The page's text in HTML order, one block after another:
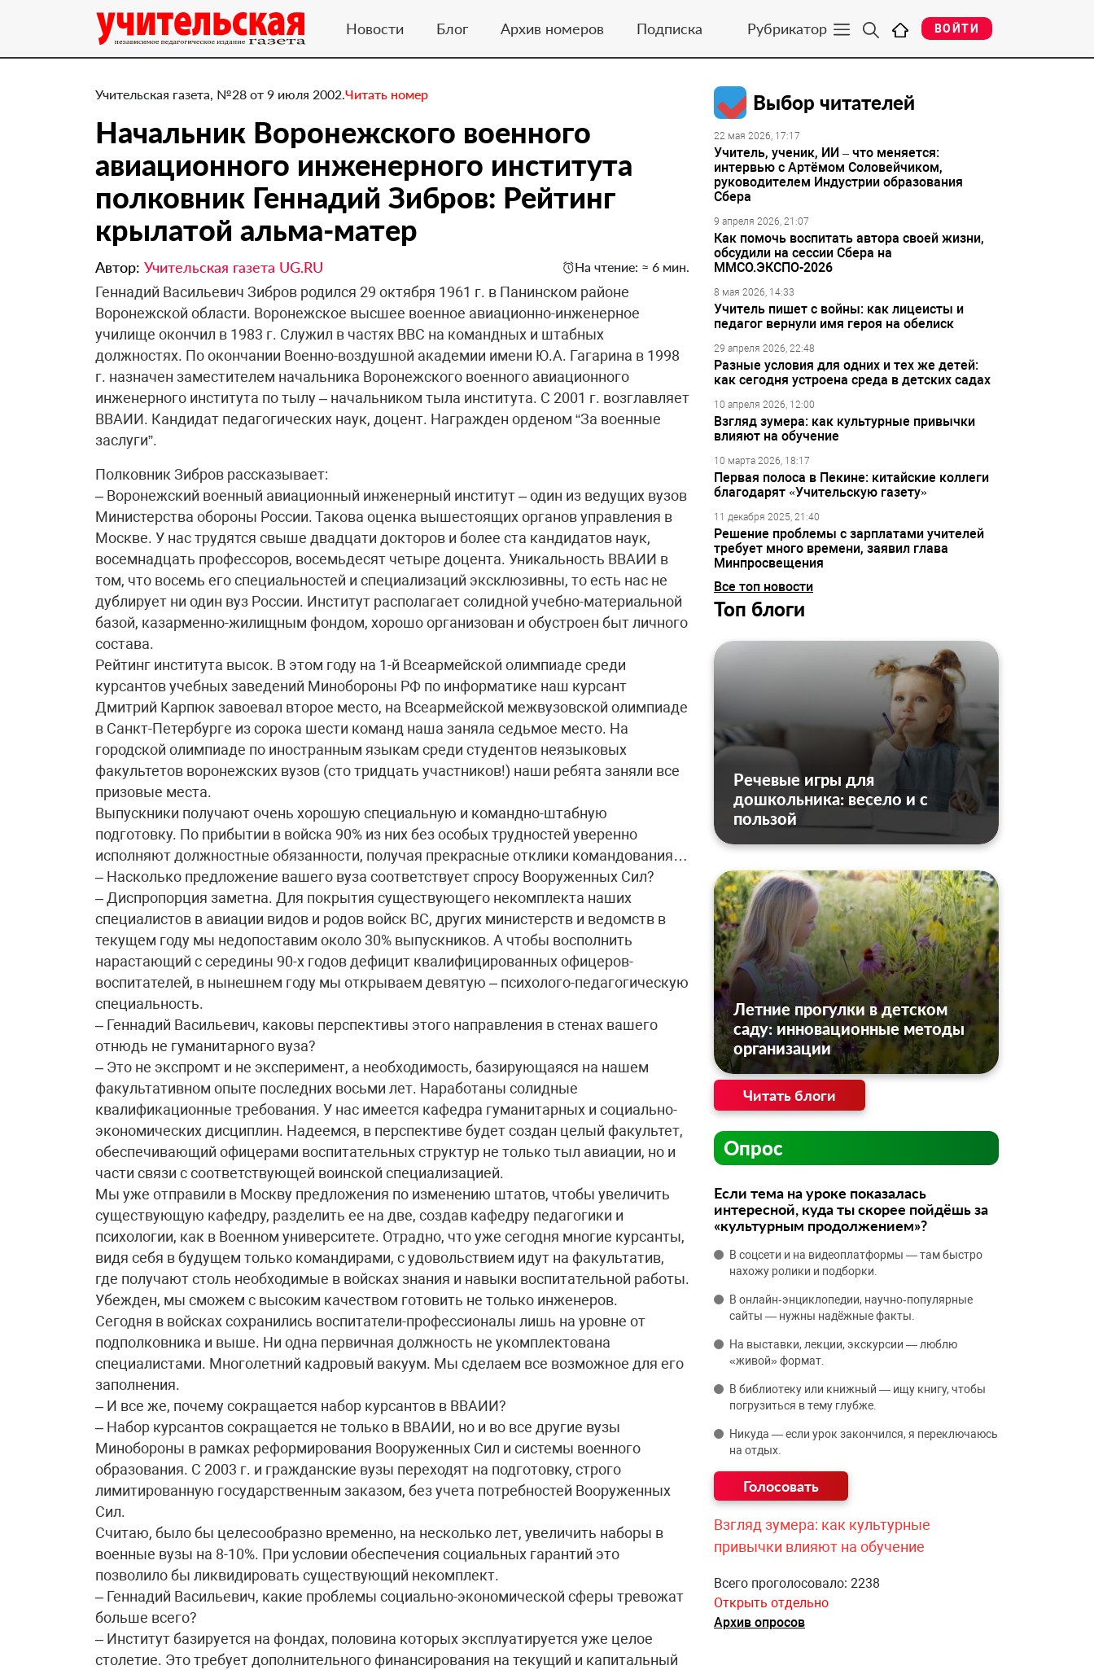
Новости Блог Архив номеров Подписка Рубрикатор ВОЙТИ
Учительская газета, №28 от 9 июля 2002.Читать номер
Начальник Воронежского военного
авиационного инженерного института
полковник Геннадий Зибров: Рейтинг
крылатой альма-матер
Автор: Учительская газета UG.RU На чтение: ≈ 6 мин.
Геннадий Васильевич Зибров родился 29 октября 1961 г. в Панинском районе
Воронежской области. Воронежское высшее военное авиационно-инженерное
училище окончил в 1983 г. Служил в частях ВВС на командных и штабных
должностях. По окончании Военно-воздушной академии имени Ю.А. Гагарина в 1998
г. назначен заместителем начальника Воронежского военного авиационного
инженерного института по тылу – начальником тыла института. С 2001 г. возглавляет
ВВАИИ. Кандидат педагогических наук, доцент. Награжден орденом “За военные
заслуги”.
Полковник Зибров рассказывает:
– Воронежский военный авиационный инженерный институт – один из ведущих вузов
Министерства обороны России. Такова оценка вышестоящих органов управления в
Москве. У нас трудятся свыше двадцати докторов и более ста кандидатов наук,
восемнадцать профессоров, восемьдесят четыре доцента. Уникальность ВВАИИ в
том, что восемь его специальностей и специализаций эксклюзивны, то есть нас не
дублирует ни один вуз России. Институт располагает солидной учебно-материальной
базой, казарменно-жилищным фондом, хорошо организован и обустроен быт личного
состава.
Рейтинг института высок. В этом году на 1-й Всеармейской олимпиаде среди
курсантов учебных заведений Минобороны РФ по информатике наш курсант
Дмитрий Карпюк завоевал второе место, на Всеармейской межвузовской олимпиаде
в Санкт-Петербурге из сорока шести команд наша заняла седьмое место. На
городской олимпиаде по иностранным языкам среди студентов неязыковых
факультетов воронежских вузов (сто тридцать участников!) наши ребята заняли все
призовые места.
Выпускники получают очень хорошую специальную и командно-штабную
подготовку. По прибытии в войска 90% из них без особых трудностей уверенно
исполняют должностные обязанности, получая прекрасные отклики командования…
– Насколько предложение вашего вуза соответствует спросу Вооруженных Сил?
– Диспропорция заметна. Для покрытия существующего некомплекта наших
специалистов в авиации видов и родов войск ВС, других министерств и ведомств в
текущем году мы недопоставим около 30% выпускников. А чтобы восполнить
нарастающий с середины 90-х годов дефицит квалифицированных офицеров-
воспитателей, в нынешнем году мы открываем девятую – психолого-педагогическую
специальность.
– Геннадий Васильевич, каковы перспективы этого направления в стенах вашего
отнюдь не гуманитарного вуза?
– Это не экспромт и не эксперимент, а необходимость, базирующаяся на нашем
факультативном опыте последних восьми лет. Наработаны солидные
квалификационные требования. У нас имеется кафедра гуманитарных и социально-
экономических дисциплин. Надеемся, в перспективе будет создан целый факультет,
обеспечивающий офицерами воспитательных структур не только тыл авиации, но и
части связи с соответствующей воинской специализацией.
Мы уже отправили в Москву предложения по изменению штатов, чтобы увеличить
существующую кафедру, разделить ее на две, создав кафедру педагогики и
психологии, как в Военном университете. Отрадно, что уже сегодня многие курсанты,
видя себя в будущем только командирами, с удовольствием идут на факультатив,
где получают столь необходимые в войсках знания и навыки воспитательной работы.
Убежден, мы сможем с высоким качеством готовить не только инженеров.
Сегодня в войсках сохранились воспитатели-профессионалы лишь на уровне от
подполковника и выше. Ни одна первичная должность не укомплектована
специалистами. Многолетний кадровый вакуум. Мы сделаем все возможное для его
заполнения.
– И все же, почему сокращается набор курсантов в ВВАИИ?
– Набор курсантов сокращается не только в ВВАИИ, но и во все другие вузы
Минобороны в рамках реформирования Вооруженных Сил и системы военного
образования. С 2003 г. и гражданские вузы переходят на подготовку, строго
лимитированную государственным заказом, без учета потребностей Вооруженных
Сил.
Считаю, было бы целесообразно временно, на несколько лет, увеличить наборы в
военные вузы на 8-10%. При условии обеспечения социальных гарантий это
позволило бы ликвидировать существующий некомплект.
– Геннадий Васильевич, какие проблемы социально-экономической сферы тревожат
больше всего?
– Институт базируется на фондах, половина которых эксплуатируется уже целое
столетие. Это требует дополнительного финансирования на текущий и капитальный
Выбор читателей
22 мая 2026, 17:17
Учитель, ученик, ИИ – что меняется:
интервью с Артёмом Соловейчиком,
руководителем Индустрии образования
Сбера
9 апреля 2026, 21:07
Как помочь воспитать автора своей жизни,
обсудили на сессии Сбера на
ММСО.ЭКСПО-2026
8 мая 2026, 14:33
Учитель пишет с войны: как лицеисты и
педагог вернули имя героя на обелиск
29 апреля 2026, 22:48
Разные условия для одних и тех же детей:
как сегодня устроена среда в детских садах
10 апреля 2026, 12:00
Взгляд зумера: как культурные привычки
влияют на обучение
10 марта 2026, 18:17
Первая полоса в Пекине: китайские коллеги
благодарят «Учительскую газету»
11 декабря 2025, 21:40
Решение проблемы с зарплатами учителей
требует много времени, заявил глава
Минпросвещения
Все топ новости
Топ блоги
Речевые игры для
дошкольника: весело и с
пользой
Летние прогулки в детском
саду: инновационные методы
организации
Читать блоги
Опрос
Если тема на уроке показалась
интересной, куда ты скорее пойдёшь за
«культурным продолжением»?
В соцсети и на видеоплатформы — там быстро
нахожу ролики и подборки.
В онлайн‑энциклопедии, научно‑популярные
сайты — нужны надёжные факты.
На выставки, лекции, экскурсии — люблю
«живой» формат.
В библиотеку или книжный — ищу книгу, чтобы
погрузиться в тему глубже.
Никуда — если урок закончился, я переключаюсь
на отдых.
Взгляд зумера: как культурные
привычки влияют на обучение
Всего проголосовало: 2238
Открыть отдельно
Архив опросов